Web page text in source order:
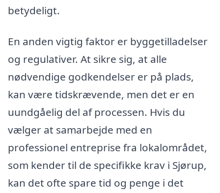
betydeligt.
En anden vigtig faktor er byggetilladelser
og regulativer. At sikre sig, at alle
nødvendige godkendelser er på plads,
kan være tidskrævende, men det er en
uundgåelig del af processen. Hvis du
vælger at samarbejde med en
professionel entreprise fra lokalområdet,
som kender til de specifikke krav i Sjørup,
kan det ofte spare tid og penge i det